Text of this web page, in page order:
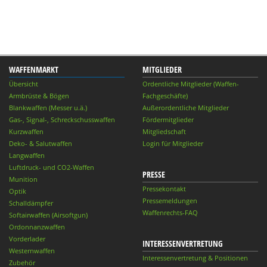
WAFFENMARKT
Übersicht
Armbrüste & Bögen
Blankwaffen (Messer u.ä.)
Gas-, Signal-, Schreckschusswaffen
Kurzwaffen
Deko- & Salutwaffen
Langwaffen
Luftdruck- und CO2-Waffen
Munition
Optik
Schalldämpfer
Softairwaffen (Airsoftgun)
Ordonnanzwaffen
Vorderlader
Westernwaffen
Zubehör
MITGLIEDER
Ordentliche Mitglieder (Waffen-
Fachgeschäfte)
Außerordentliche Mitglieder
Fördermitglieder
Mitgliedschaft
Login für Mitglieder
PRESSE
Pressekontakt
Pressemeldungen
Waffenrechts-FAQ
INTERESSENVERTRETUNG
Interessenvertretung & Positionen